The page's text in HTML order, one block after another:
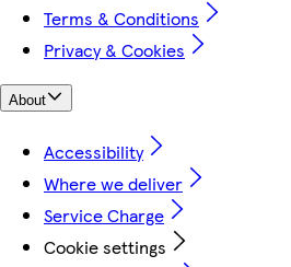
Terms & Conditions
Privacy & Cookies
About
Accessibility
Where we deliver
Service Charge
Cookie settings